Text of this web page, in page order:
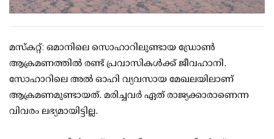
മസ്‌കറ്റ്: ഒമാനിലെ സൊഹാറിലുണ്ടായ ഡ്രോണ്‍
ആക്രമണത്തില്‍ രണ്ട് പ്രവാസികള്‍ക്ക് ജീവഹാനി.
സോഹാറിലെ അല്‍ ഓഹി വ്യവസായ മേഖലയിലാണ്
ആക്രമണമുണ്ടായത്. മരിച്ചവര്‍ ഏത് രാജ്യക്കാരാണെന്ന
വിവരം ലഭ്യമായിട്ടില്ല.